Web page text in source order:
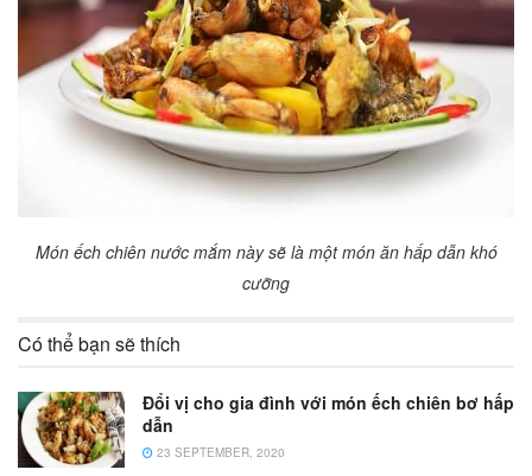
Món ếch chiên nước mắm này sẽ là một món ăn hấp dẫn khó
cưỡng
Có thể bạn sẽ thích
Đổi vị cho gia đình với món ếch chiên bơ hấp
dẫn
23 SEPTEMBER, 2020